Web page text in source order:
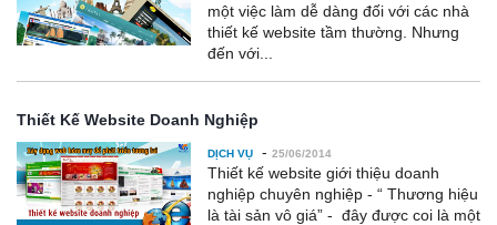
một việc làm dễ dàng đối với các nhà
thiết kế website tầm thường. Nhưng
đến với...
Thiết Kế Website Doanh Nghiệp
DỊCH VỤ - 25/06/2014
Thiết kế website giới thiệu doanh
nghiệp chuyên nghiệp - “ Thương hiệu
là tài sản vô giá” - đây được coi là một